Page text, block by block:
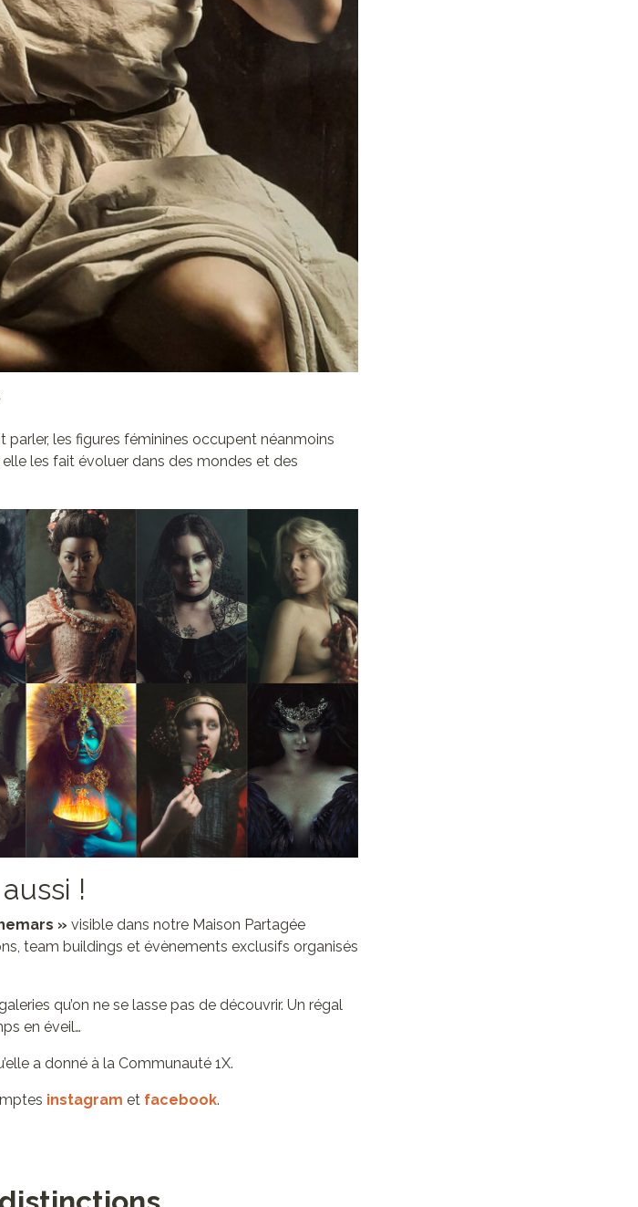
parler, les figures féminines occupent néanmoins
les fait évoluer dans des mondes et des
!
» visible dans notre Maison Partagée
team buildings et évènements exclusifs organisés
qu’on ne se lasse pas de découvrir. Un régal
en éveil…
a donné à la Communauté 1X.
instagram et facebook.